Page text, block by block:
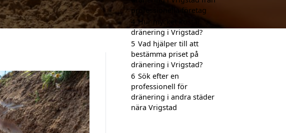
professionella företag
4 Hur mycket kostar
dränering i Vrigstad?
5 Vad hjälper till att
bestämma priset på
dränering i Vrigstad?
6 Sök efter en
professionell för
dränering i andra städer
nära Vrigstad